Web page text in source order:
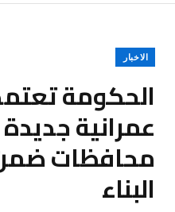
الاخبار
الحكومة
محافظات
البناء